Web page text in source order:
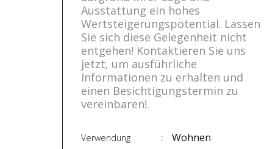
Ausstattung ein hohes
Wertsteigerungspotential. Lassen
Sie sich diese Gelegenheit nicht
entgehen! Kontaktieren Sie uns
jetzt, um ausführliche
Informationen zu erhalten und
einen Besichtigungstermin zu
vereinbaren!.
Verwendung Wohnen